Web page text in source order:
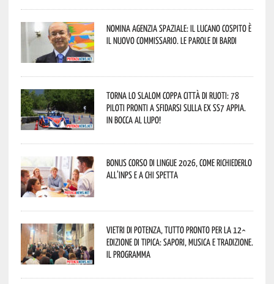
Nomina Agenzia Spaziale: il lucano Cospito è
il nuovo commissario. Le parole di Bardi
Torna lo Slalom Coppa Città di Ruoti: 78
piloti pronti a sfidarsi sulla ex SS7 Appia.
In bocca al lupo!
Bonus corso di lingue 2026, come richiederlo
all’INPS e a chi spetta
Vietri di Potenza, tutto pronto per la 12^
Edizione di Tipica: sapori, musica e tradizione.
Il programma